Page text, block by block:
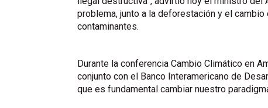
problema, junto a la deforestación y el
contaminantes.
Durante la conferencia Cambio Climático en
conjunto con el Banco Interamericano de
que es fundamental cambiar nuestro